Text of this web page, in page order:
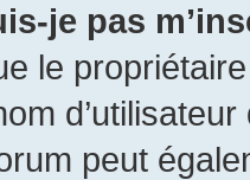
je pas
le
peut